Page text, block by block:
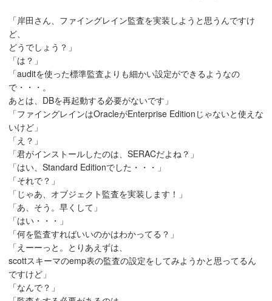
「岸田さん、ファイングレイン監査を実装しようと思うんですけ
ど、
どうでしょう？」
「は？」
「auditを使った標準監査よりも細かい設定ができるようなの
で・・・。
あとは、DBを再起動する必要がないです」
「ファイングレインはOracleがEnterprise Editionじゃないと使えな
いけど」
「え？」
「君がインストールしたのは、SERACだよね？」
「はい、Standard Editionでした・・・」
「それで？」
「じゃあ、オブジェクト監査を実装します！」
「あ、そう。早くして」
「はい・・・」
「何を監査すればいいのかはわかってる？」
「えーーっと。とりあえずは、
scottスキーマのemp表の監査の設定をしてみようかと思ってるん
ですけど」
「なんで？」